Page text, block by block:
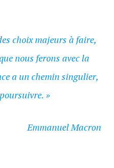
choix majeurs à faire,
nous ferons avec la
a un chemin singulier,
»
Emmanuel Macron